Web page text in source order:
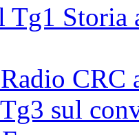
Tg1 Storia
CRC
sul